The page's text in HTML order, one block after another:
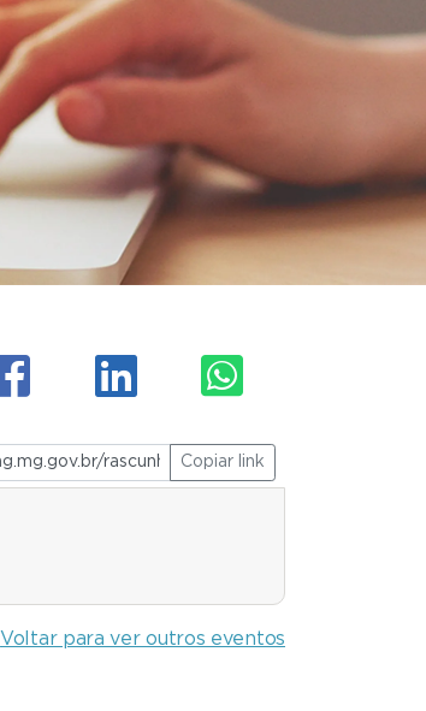
Copiar link
Voltar para ver outros eventos